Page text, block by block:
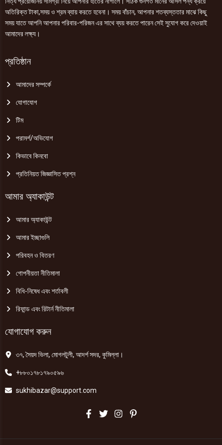
অতিরিক্ত টাকা,সময় ও শ্রম ব্যায় করতে হবেনা। সময় বাঁচান, আপনার শতব্যস্ততার মাঝে কিছু
সময় যাতে আপনি আপনার পরিবার-পরিজন এর সাথে ব্যয় করতে পারেন সেই সুযোগ করে দেওয়াই
আমাদের লক্ষ্য।
প্রতিষ্ঠান
আমাদের সম্পর্কে
যোগাযোগ
টিম
পরামর্শ/অভিযোগ
কিভাবে কিনবো
প্রতিনিয়ত জিজ্ঞাসিত প্রশ্ন
আমার অ্যাকাউন্ট
আমার অ্যাকাউন্ট
আমার ইচ্ছাগুলি
পরিবহন ও বিতরণ
গোপনীয়তা নীতিমালা
বিধি-নিষেধ এবং শর্তাবলী
রিফান্ড এবং রিটার্ন নীতিমালা
যোগাযোগ করুন
৩৭, সৈয়দ ভিলা, মোগলটুলী, আদর্শ সদর, কুমিল্লা।
+৮৮০১৭৮১৭৯০৫৯৬
sukhibazar@support.com